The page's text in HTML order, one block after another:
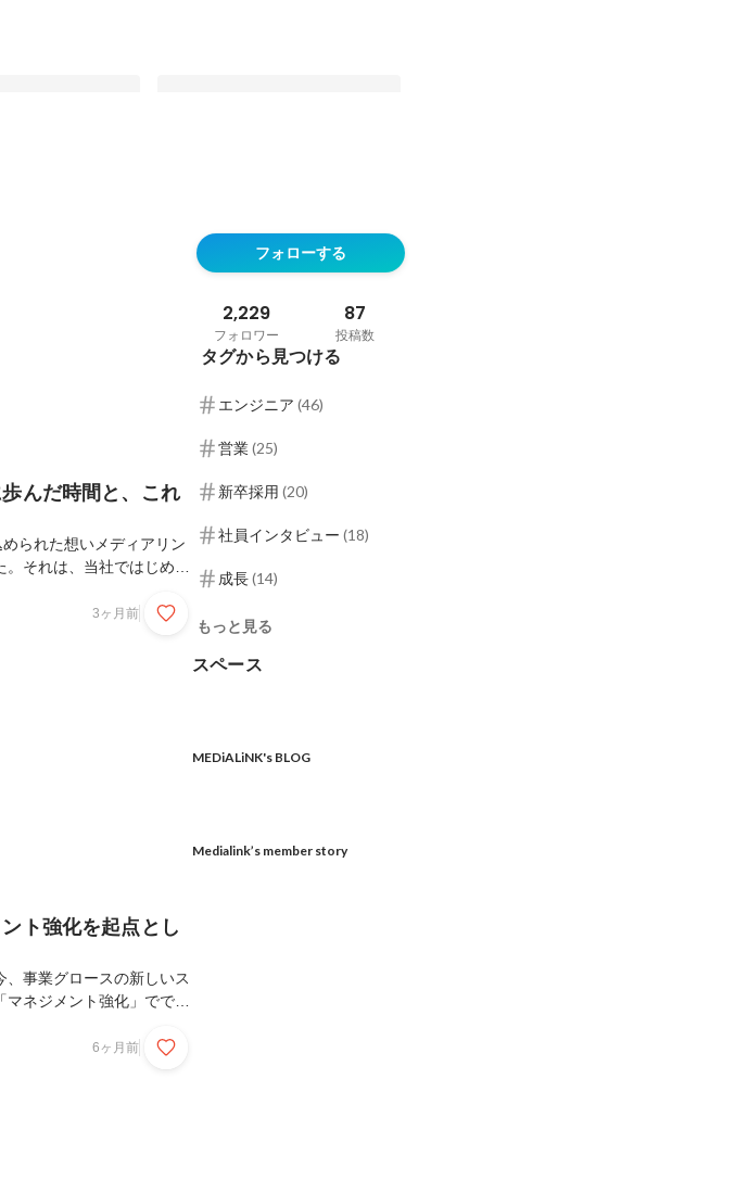
兼務する、現役マネージャーに営業
の醍醐味を聞いてみた。＜社員紹介
固定された投稿
んだ時間と、これ
られた想いメディアリン
それは、当社ではじめて
初めてのことでした。定
贈呈、そして社長からの
3ヶ月前
ト強化を起点とし
事業グロースの新しいス
ネジメント強化」でであ
リンクの歴史は、チャレ
失敗してもいいから、ま
6ヶ月前
フォローする
2,229
フォロワー
87
投稿数
タグから見つける
エンジニア (46)
営業(25)
新卒採用 (20)
社員インタビュー (18)
成長(14)
もっと見る
スペース
MEDiALiNK's BLOG
Medialink’s member story